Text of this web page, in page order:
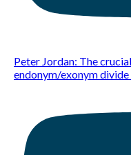
Peter Jordan: The
endonym/exonym